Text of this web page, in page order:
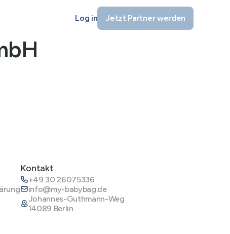
Log in Jetzt Partner werden
Kontakt
+49 30 26075336
info@my-babybag.de
Johannes-Guthmann-Weg
14089 Berlin